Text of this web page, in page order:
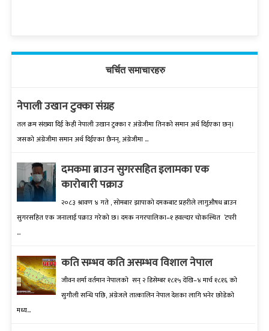
चर्चित समाचारहरु
नेपाली उखान टुक्का संग्रह
तल क्रम संख्‍या दिई केही नेपाली उखान टुक्‍का र अंग्रेजीमा तिनको समान अर्थ दिईएका छन्।
जसको अंग्रेजीमा समान अर्थ दिईएका छैनन्, अंग्रेजीमा ...
दमकमा ब्राउन सुगरसहित इलामका एक
कारोबारी पक्राउ
२०८३ श्रावण ४ गते , सोमबार झापाको दमकबाट प्रहरीले लागुऔषध ब्राउन
सुगरसहित एक जनालाई पक्राउ गरेको छ। दमक नगरपालिका–१ हवल्दार चोकस्थित ‘टपरी
...
कति सम्भव कति असम्भव विशाल नेपाल
जीवन शर्मा वर्तमान नेपालको सन् २ डिसेम्बर १८१५ देखि–४ मार्च १८१६ को
सुगौली सन्धि पछि, अंग्रेजले तात्कालिन नेपाल देशका लागि भनेर छोडेको
मध्य...